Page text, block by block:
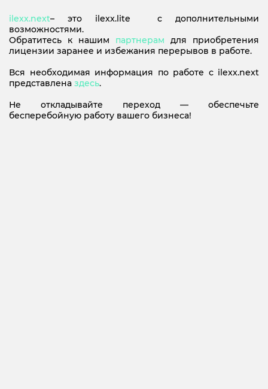
ilexx.next– это ilexx.lite с дополнительными
возможностями.
Обратитесь к нашим партнерам для приобретения
лицензии заранее и избежания перерывов в работе.
Вся необходимая информация по работе с ilexx.next
представлена здесь.
Не откладывайте переход — обеспечьте
бесперебойную работу вашего бизнеса!